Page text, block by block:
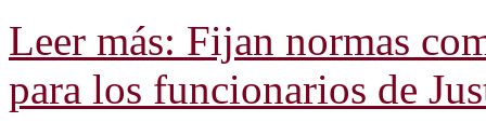
Leer más: Fijan normas
para los funcionarios de